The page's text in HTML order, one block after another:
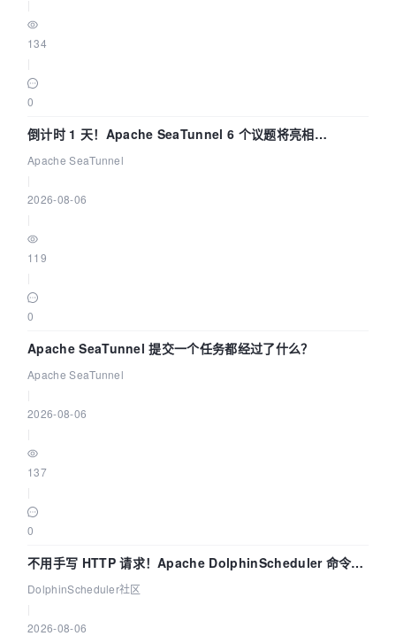
134
0
倒计时 1 天！Apache SeaTunnel 6 个议题将亮相
Community Over Code Asia 2026
Apache SeaTunnel
2026-08-06
119
0
Apache SeaTunnel 提交一个任务都经过了什么？
Apache SeaTunnel
2026-08-06
137
0
不用手写 HTTP 请求！Apache DolphinScheduler 命令行
dsctl 两分钟上手
DolphinScheduler社区
2026-08-06